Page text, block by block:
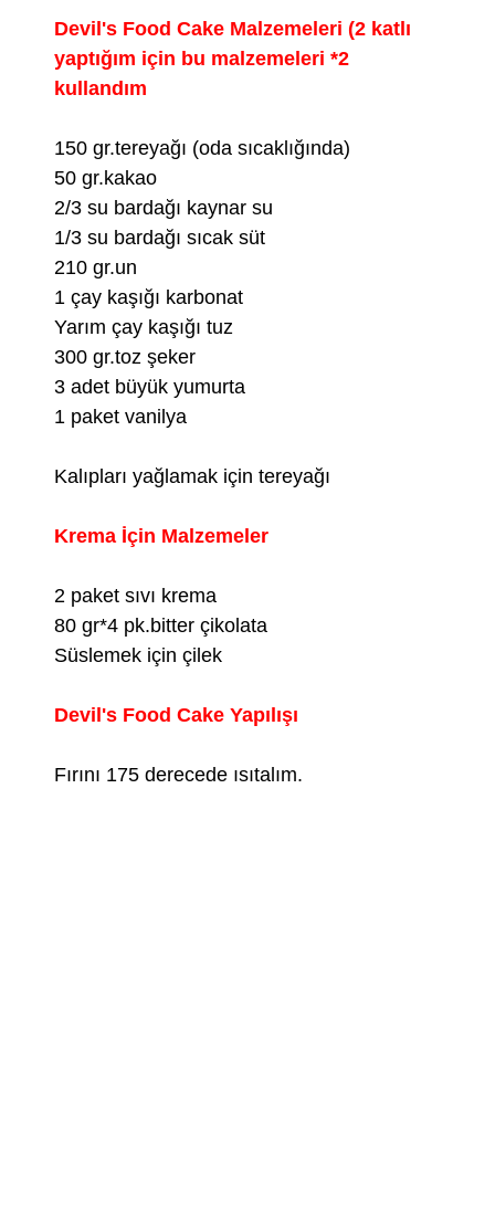
Devil's Food Cake Malzemeleri (2 katlı
yaptığım için bu malzemeleri *2
kullandım
150 gr.tereyağı (oda sıcaklığında)
50 gr.kakao
2/3 su bardağı kaynar su
1/3 su bardağı sıcak süt
210 gr.un
1 çay kaşığı karbonat
Yarım çay kaşığı tuz
300 gr.toz şeker
3 adet büyük yumurta
1 paket vanilya
Kalıpları yağlamak için tereyağı
Krema İçin Malzemeler
2 paket sıvı krema
80 gr*4 pk.bitter çikolata
Süslemek için çilek
Devil's Food Cake Yapılışı
Fırını 175 derecede ısıtalım.